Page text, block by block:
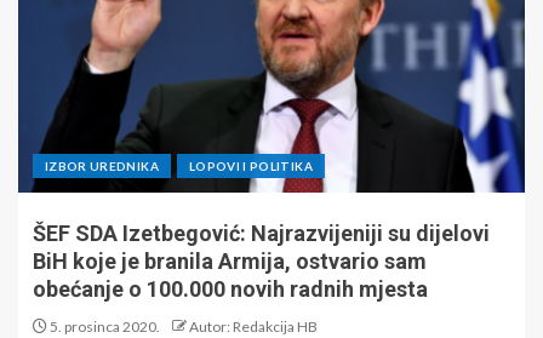
IZBOR UREDNIKA LOPOVI I POLITIKA
ŠEF SDA Izetbegović: Najrazvijeniji su dijelovi
BiH koje je branila Armija, ostvario sam
obećanje o 100.000 novih radnih mjesta
5. prosinca 2020. Autor: Redakcija HB